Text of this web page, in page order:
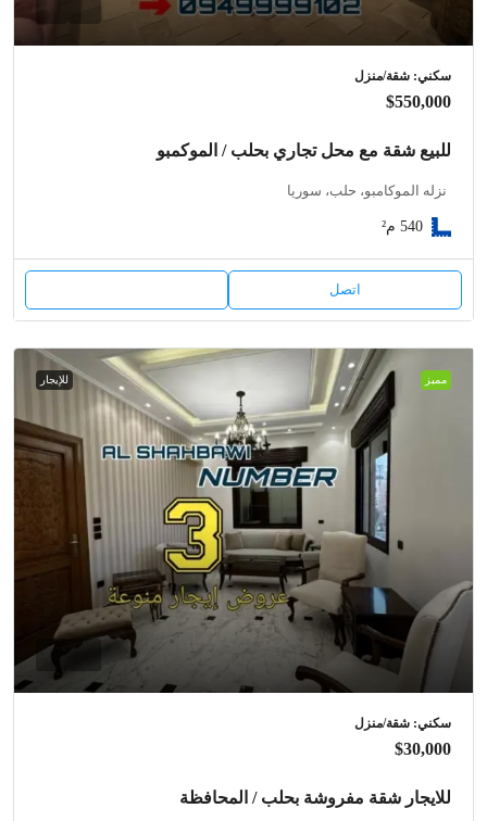
سكني: شقة/منزل
$550,000
للبيع شقة مع محل تجاري بحلب / الموكمبو
نزله الموكامبو، حلب، سوريا
540 م²
اتصل
مميز للإيجار
سكني: شقة/منزل
$30,000
للايجار شقة مفروشة بحلب / المحافظة